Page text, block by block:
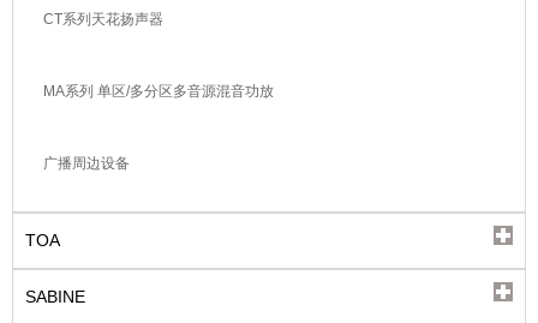
CT系列天花扬声器
MA系列 单区/多分区多音源混音功放
广播周边设备
TOA
SABINE